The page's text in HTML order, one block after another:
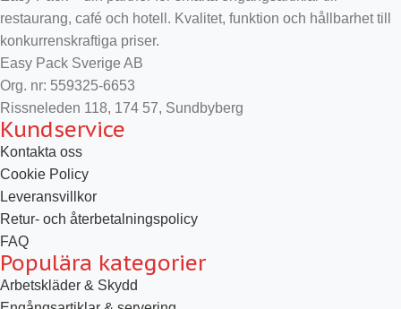
restaurang, café och hotell. Kvalitet, funktion och hållbarhet till
konkurrenskraftiga priser.
Easy Pack Sverige AB
Org. nr: 559325-6653
Rissneleden 118, 174 57, Sundbyberg
Kundservice
Kontakta oss
Cookie Policy
Leveransvillkor
Retur- och återbetalningspolicy
FAQ
Populära kategorier
Arbetskläder & Skydd